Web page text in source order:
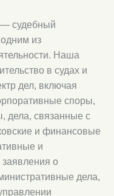
судебный
из
Наша
в судах и
дел, включая
споры,
дела, связанные с
и финансовые
и
заявления о
дела,